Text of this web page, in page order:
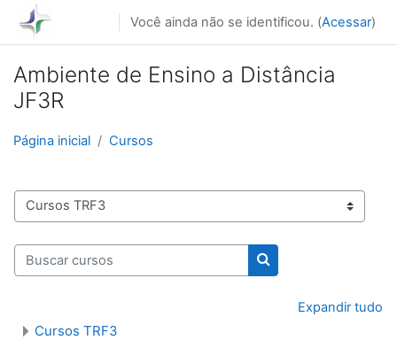
Ir para o conteúdo principal
Você ainda não se identificou. (Acessar)
Ambiente de Ensino a Distância
JF3R
Página inicial Cursos
Categorias de Cursos
Buscar cursos
Buscar cursos
Expandir tudo
Cursos TRF3